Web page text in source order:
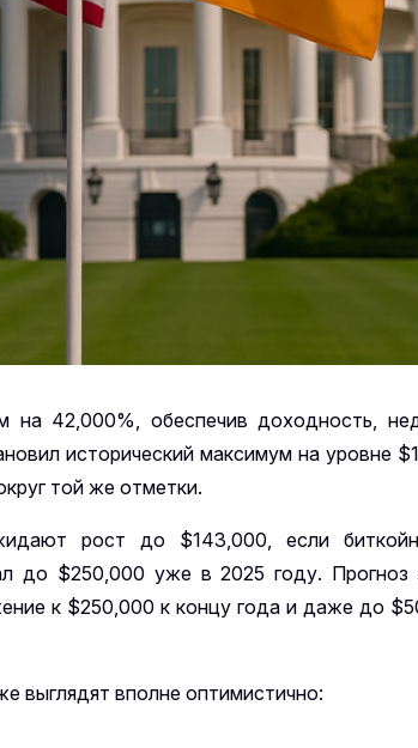
на 42,000%, обеспечив доходность,
исторический максимум на уровне
той же отметки.
рост до $143,000, если
до $250,000 уже в 2025 году.
к $250,000 к концу года и даже до
выглядят вполне оптимистично: